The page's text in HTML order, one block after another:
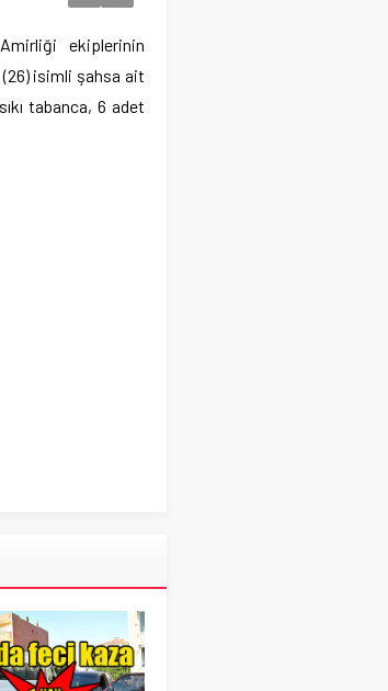
ekiplerinin
(26) isimli şahsa ait
tabanca, 6 adet